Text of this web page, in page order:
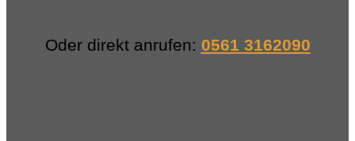
Oder direkt anrufen: 0561 3162090